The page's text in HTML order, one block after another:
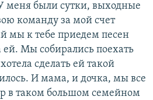
меня были сутки, выходные
команду за мой счет
мы к тебе приедем песен
Мы собирались поехать
сделать ей такой
И мама, и дочка, мы все
в таком большом семейном